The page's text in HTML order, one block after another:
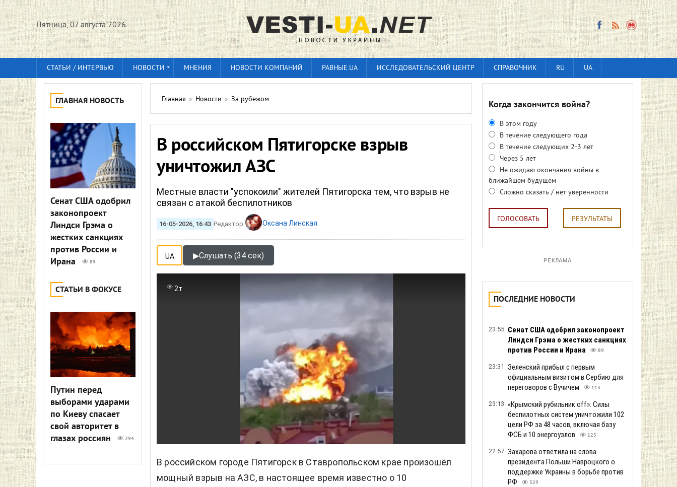
Пятница, 07 августа 2026
СТАТЬИ / ИНТЕРВЬЮ НОВОСТИ МНЕНИЯ НОВОСТИ КОМПАНИЙ РАВНЫЕ.UA ИССЛЕДОВАТЕЛЬСКИЙ ЦЕНТР СПРАВОЧНИК RU UA
ГЛАВНАЯ НОВОСТЬ
Сенат США одобрил
законопроект
Линдси Грэма о
жестких санкциях
против России и
Ирана
89
СТАТЬИ В ФОКУСЕ
Путин перед
выборами ударами
по Киеву спасает
свой авторитет в
глазах россиян
294
Главная » Новости » За рубежом
В российском Пятигорске взрыв
уничтожил АЗС
Местные власти "успокоили" жителей Пятигорска тем, что взрыв не
связан с атакой беспилотников
16-05-2026, 16:43 Редактор: Оксана Линская
UA ▶Слушать (34 сек)
2т
В российском городе Пятигорск в Ставропольском крае произошёл
мощный взрыв на АЗС, в настоящее время известно о 10
Когда закончится война?
В этом году
В течение следующего года
В течение следующих 2-3 лет
Через 5 лет
Не ожидаю окончания войны в
ближайшем будущем
Сложно сказать / нет уверенности
ГОЛОСОВАТЬ РЕЗУЛЬТАТЫ
РЕКЛАМА
ПОСЛЕДНИЕ НОВОСТИ
23:55 Сенат США одобрил законопроект
Линдси Грэма о жестких санкциях
против России и Ирана
89
23:31 Зеленский прибыл с первым
официальным визитом в Сербию для
переговоров с Вучичем
113
23:13 «Крымский рубильник off»: Силы
беспилотных систем уничтожили 102
цели РФ за 48 часов, включая базу
ФСБ и 10 энергоузлов
125
22:57 Захарова ответила на слова
президента Польши Навроцкого о
поддержке Украины в борьбе против
РФ
329